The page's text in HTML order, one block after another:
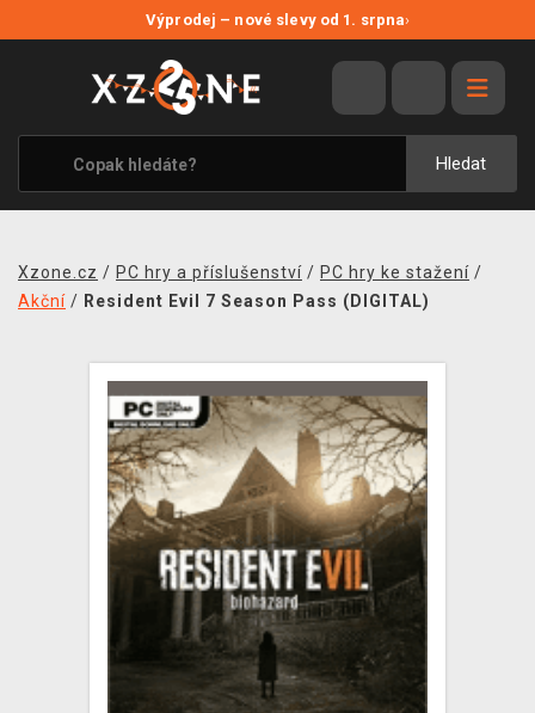
Výprodej – nové slevy od 1. srpna›
Hledat
VÝPRODEJ
VIDEOHRY
XZONE ORIGINALS
TÉMATIKY
MERCHANDISE
KONTAKT
PRODEJNY
TCG & BOARDGAME HUB
Xzone.cz / PC hry a příslušenství / PC hry ke stažení /
Akční / Resident Evil 7 Season Pass (DIGITAL)